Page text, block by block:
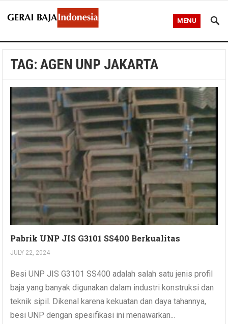
MENU
TAG:AGEN UNP JAKARTA
Pabrik UNP JIS G3101 SS400 Berkualitas
JULY 22, 2024
Besi UNP JIS G3101 SS400 adalah salah satu jenis profil
baja yang banyak digunakan dalam industri konstruksi dan
teknik sipil. Dikenal karena kekuatan dan daya tahannya,
besi UNP dengan spesifikasi ini menawarkan...